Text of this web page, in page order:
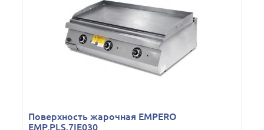
Поверхность жарочная EMPERO
EMP.PLS.7IE030